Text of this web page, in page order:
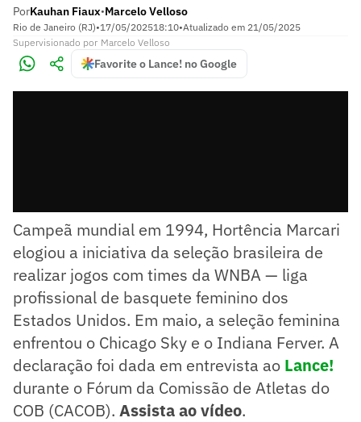
PorKauhan Fiaux•Marcelo Velloso
Rio de Janeiro (RJ)•17/05/202518:10•Atualizado em 21/05/2025
Supervisionado por Marcelo Velloso
Favorite o Lance! no Google
Campeã mundial em 1994, Hortência Marcari
elogiou a iniciativa da seleção brasileira de
realizar jogos com times da WNBA — liga
profissional de basquete feminino dos
Estados Unidos. Em maio, a seleção feminina
enfrentou o Chicago Sky e o Indiana Ferver. A
declaração foi dada em entrevista ao Lance!
durante o Fórum da Comissão de Atletas do
COB (CACOB). Assista ao vídeo.